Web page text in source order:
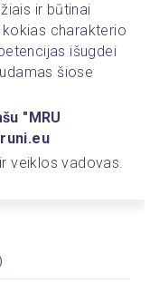
ir būtinai
charakterio
išugdei
šiose
"MRU